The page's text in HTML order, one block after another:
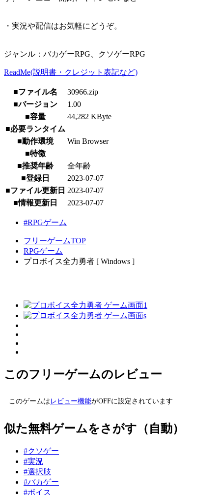
・実況や配信はお気軽にどうぞ。
ジャンル：バカゲーRPG、クソゲーRPG
ReadMe(説明書・クレジット表記など)
■ファイル名
30966.zip
■バージョン
1.00
■容量
44,282 KByte
■必要ランタイム
■動作環境
Win Browser
■特徴
■推奨年齢
全年齢
■登録日
2023-07-07
■ファイル更新日 2023-07-07
■情報更新日
2023-07-07
#RPGゲーム
フリーゲームTOP
RPGゲーム
プロボイス全力勇者 [ Windows ]
このフリーゲームのレビュー
このゲームは レビュー機能がOFFに設定されています
似た無料ゲームをさがす（自動）
#クソゲー
#実況
#選択肢
#バカゲー
#ボイス